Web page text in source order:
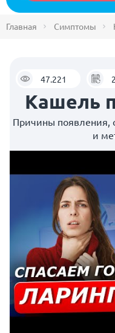
Главная Симптомы
47.221
Кашель
Причины появления,
и